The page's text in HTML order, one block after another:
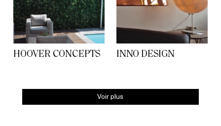
HOOVER CONCEPTS INNO DESIGN
Voir plus